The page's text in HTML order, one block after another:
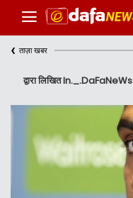
‹ ताज़ा खबर
द्वारा लिखित In._.DaFaNeWs